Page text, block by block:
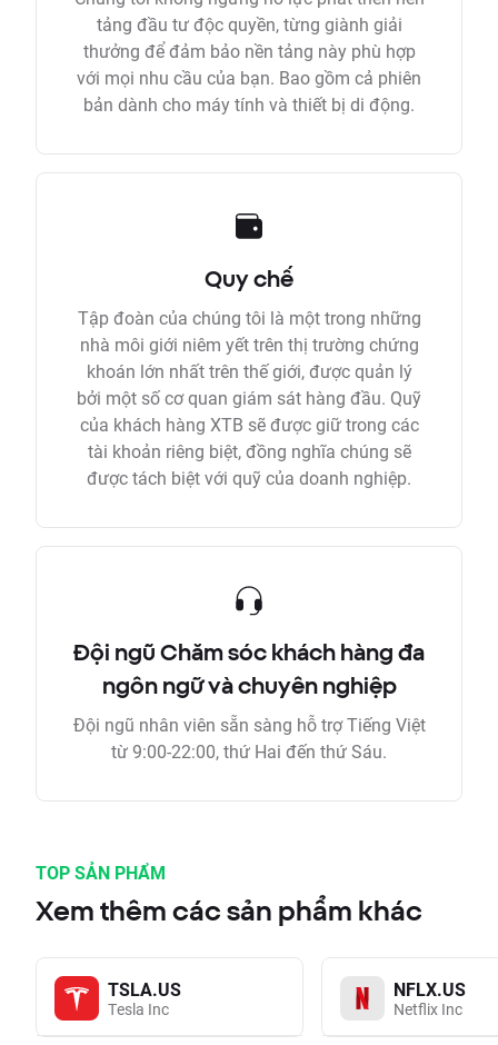
tảng đầu tư độc quyền, từng giành giải
thưởng để đảm bảo nền tảng này phù hợp
với mọi nhu cầu của bạn. Bao gồm cả phiên
bản dành cho máy tính và thiết bị di động.
Quy chế
Tập đoàn của chúng tôi là một trong những
nhà môi giới niêm yết trên thị trường chứng
khoán lớn nhất trên thế giới, được quản lý
bởi một số cơ quan giám sát hàng đầu. Quỹ
của khách hàng XTB sẽ được giữ trong các
tài khoản riêng biệt, đồng nghĩa chúng sẽ
được tách biệt với quỹ của doanh nghiệp.
Đội ngũ Chăm sóc khách hàng đa
ngôn ngữ và chuyên nghiệp
Đội ngũ nhân viên sẵn sàng hỗ trợ Tiếng Việt
từ 9:00-22:00, thứ Hai đến thứ Sáu.
TOP SẢN PHẨM
Xem thêm các sản phẩm khác
TSLA.US
Tesla Inc
NFLX.US
Netflix Inc